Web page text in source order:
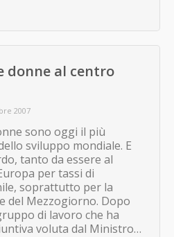
donne al centro
2007
sono oggi il più
sviluppo mondiale. E
tanto da essere al
per tassi di
soprattutto per la
del Mezzogiorno. Dopo
di lavoro che ha
voluta dal Ministro…